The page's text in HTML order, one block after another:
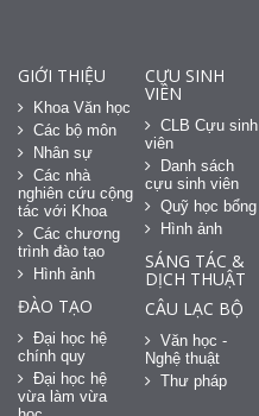
GIỚI THIỆU
Khoa Văn học
Các bộ môn
Nhân sự
Các nhà
nghiên cứu cộng
tác với Khoa
Các chương
trình đào tạo
Hình ảnh
ĐÀO TẠO
Đại học hệ
chính quy
Đại học hệ
vừa làm vừa
CỰU SINH
VIÊN
CLB Cựu sinh
viên
Danh sách
cựu sinh viên
Quỹ học bổng
Hình ảnh
SÁNG TÁC &
DỊCH THUẬT
CÂU LẠC BỘ
Văn học -
Nghệ thuật
Thư pháp